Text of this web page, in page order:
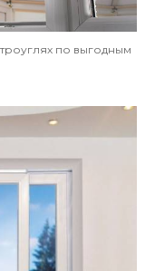
по выгодным